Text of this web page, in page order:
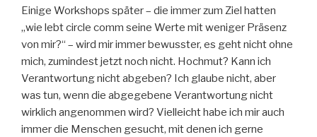
Einige Workshops später – die immer zum Ziel hatten
„wie lebt circle comm seine Werte mit weniger Präsenz
von mir?“ – wird mir immer bewusster, es geht nicht ohne
mich, zumindest jetzt noch nicht. Hochmut? Kann ich
Verantwortung nicht abgeben? Ich glaube nicht, aber
was tun, wenn die abgegebene Verantwortung nicht
wirklich angenommen wird? Vielleicht habe ich mir auch
immer die Menschen gesucht, mit denen ich gerne